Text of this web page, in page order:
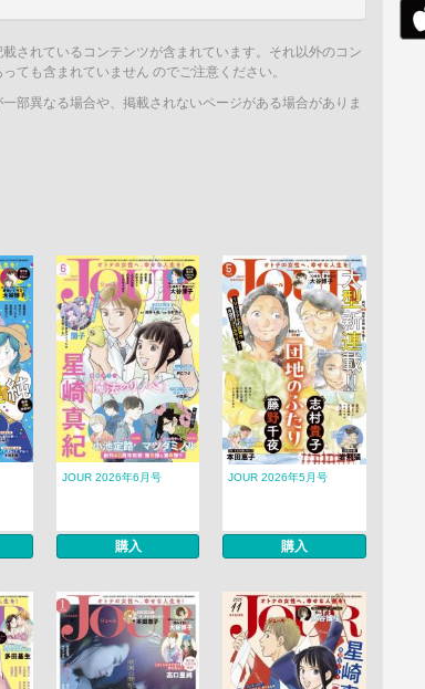
されているコンテンツが含まれています。それ以外のコン
ても含まれていません のでご注意ください。
部異なる場合や、掲載されないページがある場合がありま
JOUR 2026年6月号
購入
JOUR 2026年5月号
購入